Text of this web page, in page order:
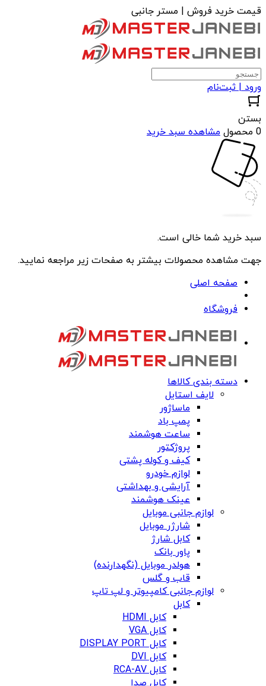
قیمت خرید فروش | مستر جانبی
ورود | ثبت‌نام
بستن
0 محصول
مشاهده سبد خرید
سبد خرید شما خالی است.
جهت مشاهده محصولات بیشتر به صفحات زیر مراجعه نمایید.
صفحه اصلی
فروشگاه
دسته بندی کالاها
لایف استایل
ماساژور
پمپ باد
ساعت هوشمند
پروژکتور
کیف و کوله پشتی
لوازم خودرو
آرایشی و بهداشتی
عینک هوشمند
لوازم جانبی موبایل
شارژر موبایل
کابل شارژ
پاور بانک
هولدر موبایل (نگهدارنده)
قاب و گلس
لوازم جانبی کامپیوتر و لپ تاپ
کابل
کابل HDMI
کابل VGA
کابل DISPLAY PORT
کابل DVI
کابل RCA-AV
کابل صدا